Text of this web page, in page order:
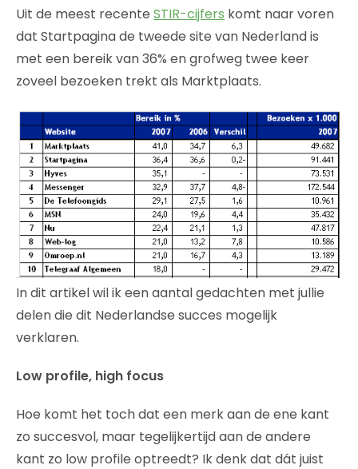
Uit de meest recente STIR-cijfers komt naar voren
dat Startpagina de tweede site van Nederland is
met een bereik van 36% en grofweg twee keer
zoveel bezoeken trekt als Marktplaats.
In dit artikel wil ik een aantal gedachten met jullie
delen die dit Nederlandse succes mogelijk
verklaren.
Low profile, high focus
Hoe komt het toch dat een merk aan de ene kant
zo succesvol, maar tegelijkertijd aan de andere
kant zo low profile optreedt? Ik denk dat dát juist